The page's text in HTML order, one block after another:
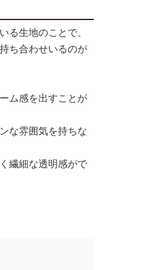
る生地のことで、
ち合わせいるのが
ム感を出すことが
な雰囲気を持ちな
繊細な透明感がで